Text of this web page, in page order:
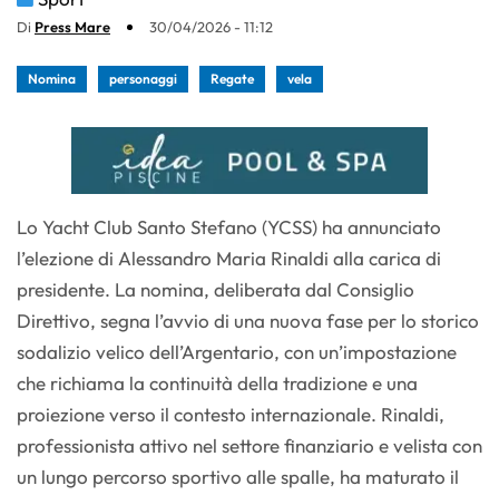
Di Press Mare 30/04/2026 - 11:12
Nomina personaggi Regate vela
Lo Yacht Club Santo Stefano (YCSS) ha annunciato
l’elezione di Alessandro Maria Rinaldi alla carica di
presidente. La nomina, deliberata dal Consiglio
Direttivo, segna l’avvio di una nuova fase per lo storico
sodalizio velico dell’Argentario, con un’impostazione
che richiama la continuità della tradizione e una
proiezione verso il contesto internazionale. Rinaldi,
professionista attivo nel settore finanziario e velista con
un lungo percorso sportivo alle spalle, ha maturato il